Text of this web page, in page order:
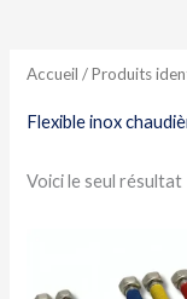
Accueil / Produits
Flexible inox
Voici le seul résultat